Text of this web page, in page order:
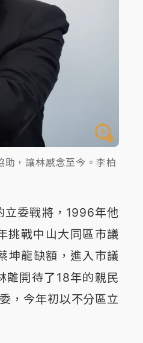
，讓林感念至今。李柏
立委戰將，1996年他
挑戰中山大同區市議
坤龍缺額，進入市議
離開待了18年的親民
，今年初以不分區立